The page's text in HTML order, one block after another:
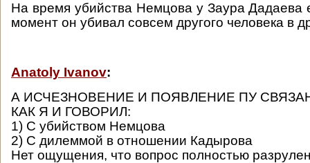
На время убийства Немцова у Заура Дадаева
момент он убивал совсем другого человека в
Anatoly Ivanov:
А ИСЧЕЗНОВЕНИЕ И ПОЯВЛЕНИЕ ПУ
КАК Я И ГОВОРИЛ:
1) С убийством Немцова
2) С дилеммой в отношении Кадырова
Нет ощущения, что вопрос полностью